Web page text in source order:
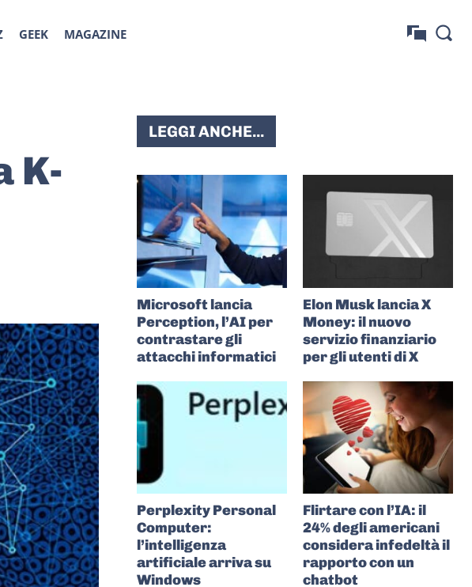
GEEK MAGAZINE
K-
LEGGI ANCHE...
Microsoft lancia
Perception, l’AI per
contrastare gli
attacchi informatici
Elon Musk lancia X
Money: il nuovo
servizio finanziario
per gli utenti di X
Perplexity Personal
Computer:
l’intelligenza
artificiale arriva su
Windows
Flirtare con l’IA: il
24% degli americani
considera infedeltà il
rapporto con un
chatbot